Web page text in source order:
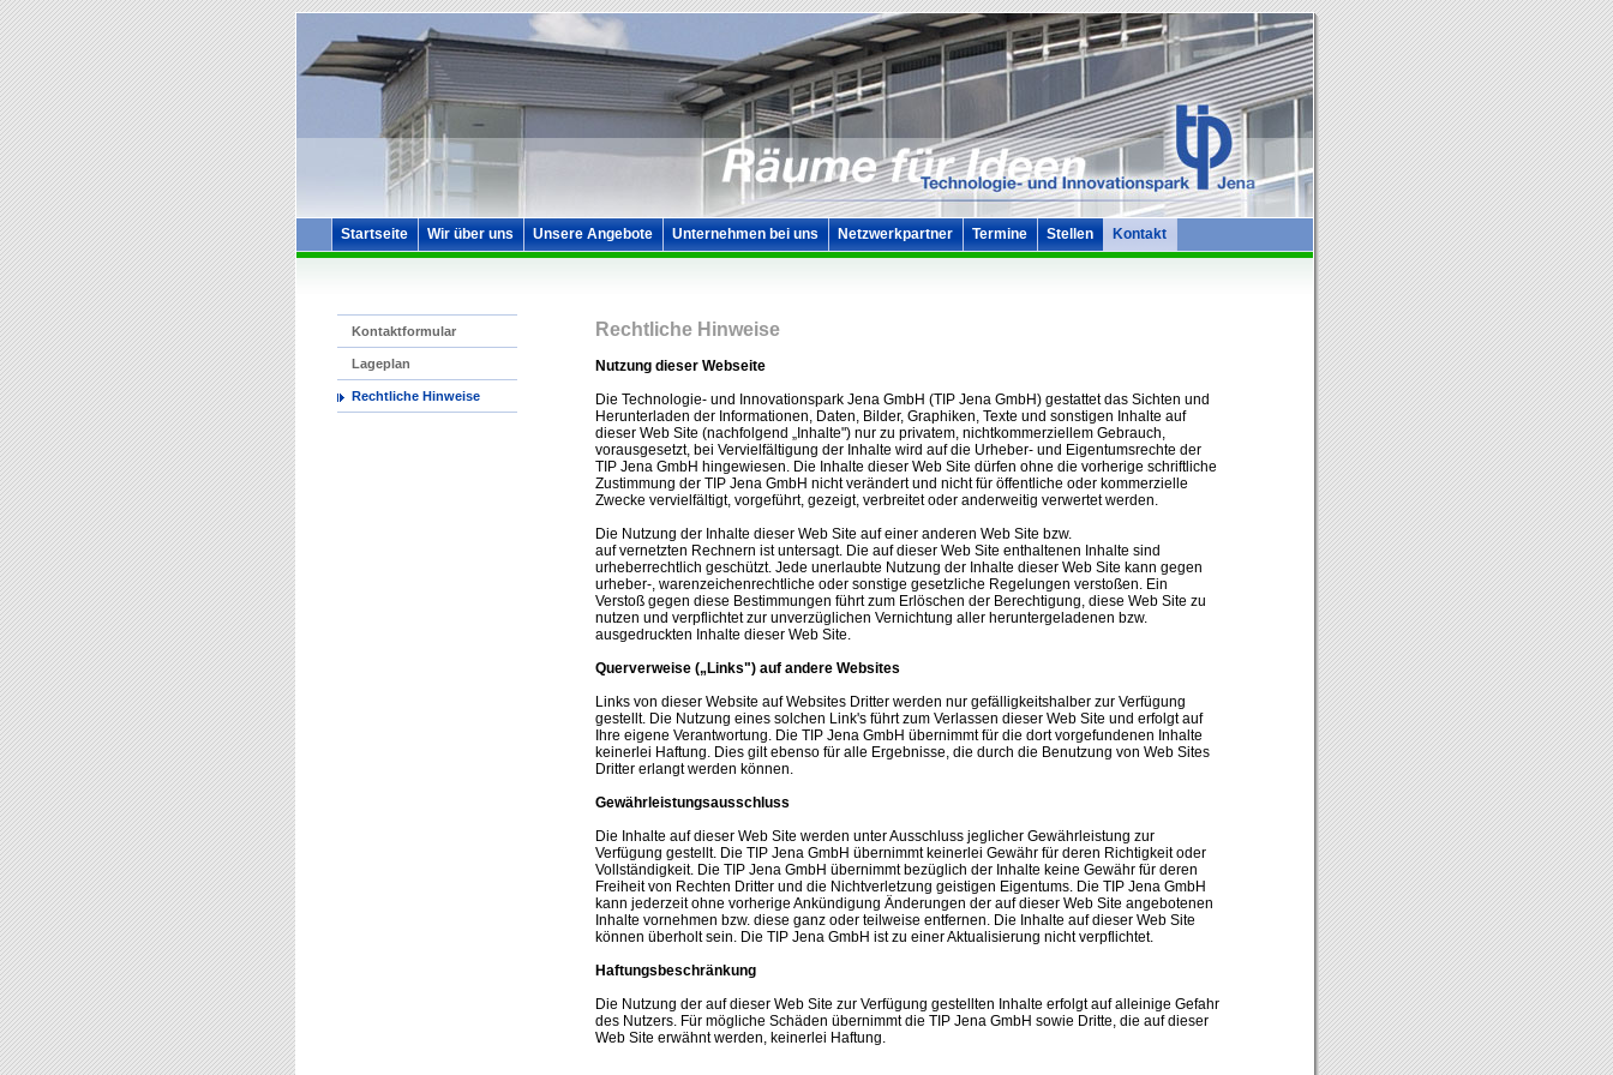
Startseite Wir über uns Unsere Angebote Unternehmen bei uns Netzwerkpartner Termine Stellen Kontakt
Kontaktformular
Lageplan
Rechtliche Hinweise
Rechtliche Hinweise
Nutzung dieser Webseite
Die Technologie- und Innovationspark Jena GmbH (TIP Jena GmbH) gestattet das Sichten und
Herunterladen der Informationen, Daten, Bilder, Graphiken, Texte und sonstigen Inhalte auf
dieser Web Site (nachfolgend „Inhalte") nur zu privatem, nichtkommerziellem Gebrauch,
vorausgesetzt, bei Vervielfältigung der Inhalte wird auf die Urheber- und Eigentumsrechte der
TIP Jena GmbH hingewiesen. Die Inhalte dieser Web Site dürfen ohne die vorherige schriftliche
Zustimmung der TIP Jena GmbH nicht verändert und nicht für öffentliche oder kommerzielle
Zwecke vervielfältigt, vorgeführt, gezeigt, verbreitet oder anderweitig verwertet werden.
Die Nutzung der Inhalte dieser Web Site auf einer anderen Web Site bzw.
auf vernetzten Rechnern ist untersagt. Die auf dieser Web Site enthaltenen Inhalte sind
urheberrechtlich geschützt. Jede unerlaubte Nutzung der Inhalte dieser Web Site kann gegen
urheber-, warenzeichenrechtliche oder sonstige gesetzliche Regelungen verstoßen. Ein
Verstoß gegen diese Bestimmungen führt zum Erlöschen der Berechtigung, diese Web Site zu
nutzen und verpflichtet zur unverzüglichen Vernichtung aller heruntergeladenen bzw.
ausgedruckten Inhalte dieser Web Site.
Querverweise („Links") auf andere Websites
Links von dieser Website auf Websites Dritter werden nur gefälligkeitshalber zur Verfügung
gestellt. Die Nutzung eines solchen Link's führt zum Verlassen dieser Web Site und erfolgt auf
Ihre eigene Verantwortung. Die TIP Jena GmbH übernimmt für die dort vorgefundenen Inhalte
keinerlei Haftung. Dies gilt ebenso für alle Ergebnisse, die durch die Benutzung von Web Sites
Dritter erlangt werden können.
Gewährleistungsausschluss
Die Inhalte auf dieser Web Site werden unter Ausschluss jeglicher Gewährleistung zur
Verfügung gestellt. Die TIP Jena GmbH übernimmt keinerlei Gewähr für deren Richtigkeit oder
Vollständigkeit. Die TIP Jena GmbH übernimmt bezüglich der Inhalte keine Gewähr für deren
Freiheit von Rechten Dritter und die Nichtverletzung geistigen Eigentums. Die TIP Jena GmbH
kann jederzeit ohne vorherige Ankündigung Änderungen der auf dieser Web Site angebotenen
Inhalte vornehmen bzw. diese ganz oder teilweise entfernen. Die Inhalte auf dieser Web Site
können überholt sein. Die TIP Jena GmbH ist zu einer Aktualisierung nicht verpflichtet.
Haftungsbeschränkung
Die Nutzung der auf dieser Web Site zur Verfügung gestellten Inhalte erfolgt auf alleinige Gefahr
des Nutzers. Für mögliche Schäden übernimmt die TIP Jena GmbH sowie Dritte, die auf dieser
Web Site erwähnt werden, keinerlei Haftung.